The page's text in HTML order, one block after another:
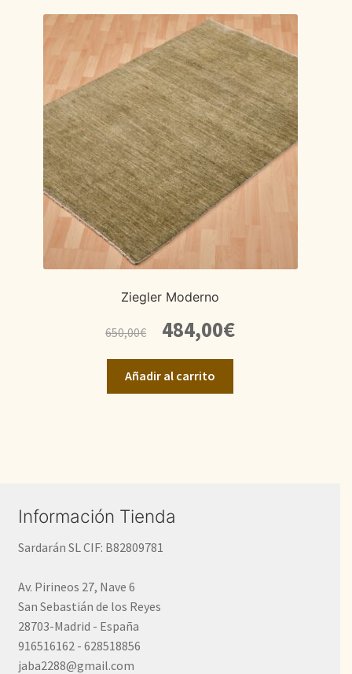
Ziegler Moderno
650,00€
precio
original
era:
650,00€.
484,00€El
precio
Añadir al carrito
Información Tienda
Sardarán SL CIF: B82809781
Av. Pirineos 27, Nave 6
San Sebastián de los Reyes
28703-Madrid - España
916516162 - 628518856
jaba2288@gmail.com